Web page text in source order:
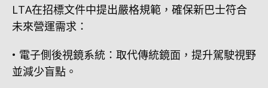
LTA在招標文件中提出嚴格規範，確保新巴士符合
未來營運需求：
• 電子側後視鏡系統：取代傳統鏡面，提升駕駛視野
並減少盲點。